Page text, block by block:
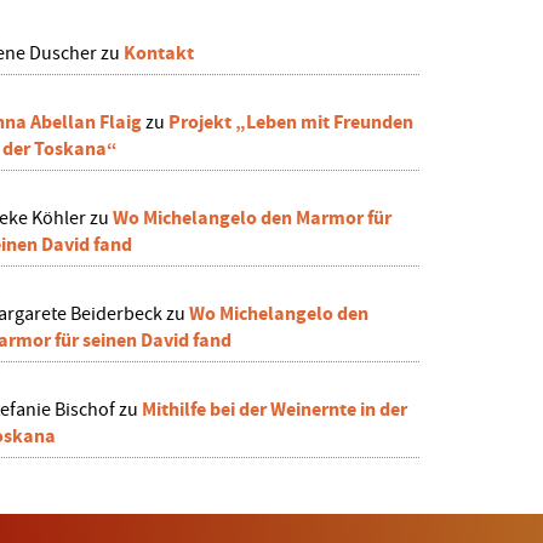
Duscherzu Kontakt
Abellan Flaigzu Projekt „Leben mit Freunden
Toskana“
Köhlerzu Wo Michelangelo den Marmor für
David fand
Beiderbeckzu Wo Michelangelo den
für seinen David fand
Bischofzu Mithilfe bei der Weinernte in der